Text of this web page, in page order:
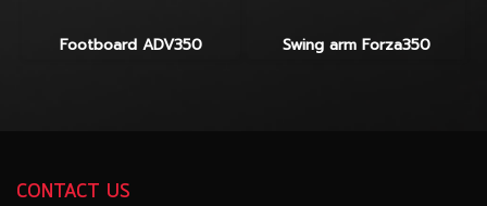
Footboard ADV350 Swing arm Forza350
CONTACT US